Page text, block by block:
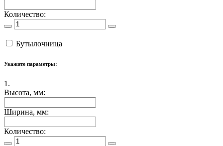
Количество:
Бутылочница
Укажите параметры:
1.
Высота, мм:
Ширина, мм:
Количество: